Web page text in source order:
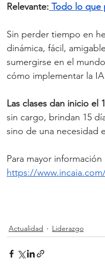
Relevante: Todo lo que
Sin perder tiempo en
dinámica, fácil,
sumergirse en el
cómo implementar la
Las clases dan inicio el
sin cargo, brindan 15
sino de una necesidad
Para mayor
https://
Actualidad Liderazgo